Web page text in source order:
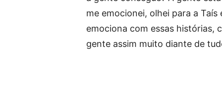
me emocionei, olhei para a
emociona com essas histórias,
gente assim muito diante de